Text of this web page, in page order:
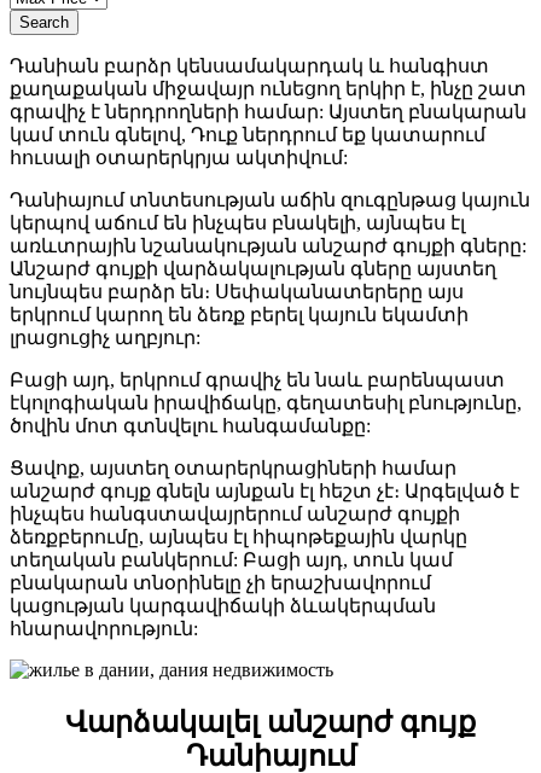
Search
Դանիան բարձր կենսամակարդակ և հանգիստ
քաղաքական միջավայր ունեցող երկիր է, ինչը շատ
գրավիչ է ներդրողների համար: Այստեղ բնակարան
կամ տուն գնելով, Դուք ներդրում եք կատարում
հուսալի օտարերկրյա ակտիվում:
Դանիայում տնտեսության աճին զուգընթաց կայուն
կերպով աճում են ինչպես բնակելի, այնպես էլ
առևտրային նշանակության անշարժ գույքի գները:
Անշարժ գույքի վարձակալության գները այստեղ
նույնպես բարձր են։ Սեփականատերերը այս
երկրում կարող են ձեռք բերել կայուն եկամտի
լրացուցիչ աղբյուր:
Բացի այդ, երկրում գրավիչ են նաև բարենպաստ
էկոլոգիական իրավիճակը, գեղատեսիլ բնությունը,
ծովին մոտ գտնվելու հանգամանքը:
Ցավոք, այստեղ օտարերկրացիների համար
անշարժ գույք գնելն այնքան էլ հեշտ չէ։ Արգելված է
ինչպես հանգստավայրերում անշարժ գույքի
ձեռքբերումը, այնպես էլ հիպոթեքային վարկը
տեղական բանկերում: Բացի այդ, տուն կամ
բնակարան տնօրինելը չի երաշխավորում
կացության կարգավիճակի ձևակերպման
հնարավորություն:
Վարձակալել անշարժ գույք
Դանիայում